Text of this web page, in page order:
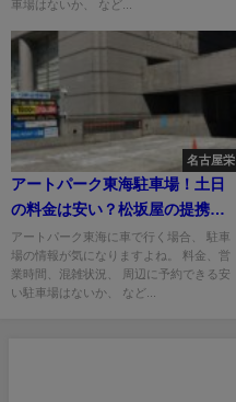
車場はないか、 など...
名古屋栄
アートパーク東海駐車場！土日
の料金は安い？松坂屋の提携割
引は？
アートパーク東海に車で行く場合、 駐車
場の情報が気になりますよね。 料金、営
業時間、混雑状況、 周辺に予約できる安
い駐車場はないか、 など...